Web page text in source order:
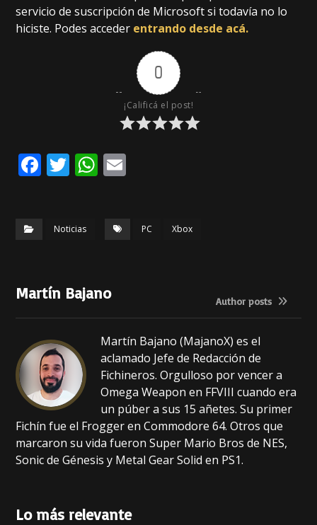
servicio de suscripción de Microsoft si todavía no lo
hiciste. Podes acceder entrando desde acá.
0
¡Calificá el post!
F
o
o
k
T
te
W
ts
p
Noticias PC Xbox
Martín Bajano Author posts
Martín Bajano (MajanoX) es el
aclamado Jefe de Redacción de
Fichineros. Orgulloso por vencer a
Omega Weapon en FFVIII cuando era
un púber a sus 15 añetes. Su primer
Fichín fue el Frogger en Commodore 64. Otros que
marcaron su vida fueron Super Mario Bros de NES,
Sonic de Génesis y Metal Gear Solid en PS1.
Lo más relevante